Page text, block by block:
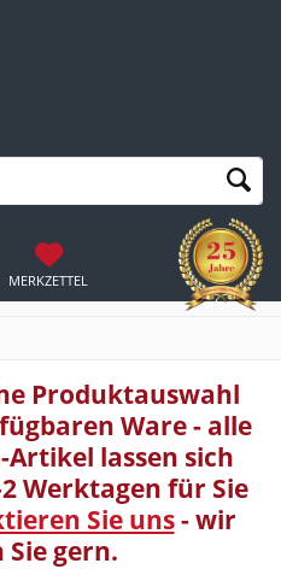
MERKZETTEL
Produktauswahl
Ware - alle
lassen sich
Werktagen für Sie
Sie uns- wir
gern.